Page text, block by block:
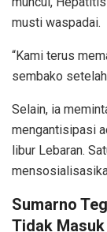
musti waspadai.
“Kami terus
sembako setelah
Selain, ia
mengantisipasi
libur Lebaran.
Sumarno
Tidak Masuk